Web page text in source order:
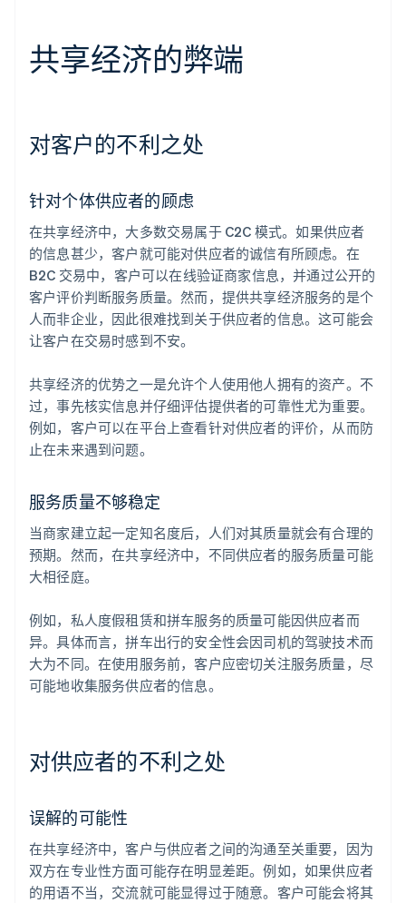
共享经济的弊端
对客户的不利之处
针对个体供应者的顾虑
在共享经济中，大多数交易属于 C2C 模式。如果供应者
的信息甚少，客户就可能对供应者的诚信有所顾虑。在
B2C 交易中，客户可以在线验证商家信息，并通过公开的
客户评价判断服务质量。然而，提供共享经济服务的是个
人而非企业，因此很难找到关于供应者的信息。这可能会
让客户在交易时感到不安。
共享经济的优势之一是允许个人使用他人拥有的资产。不
过，事先核实信息并仔细评估提供者的可靠性尤为重要。
例如，客户可以在平台上查看针对供应者的评价，从而防
止在未来遇到问题。
服务质量不够稳定
当商家建立起一定知名度后，人们对其质量就会有合理的
预期。然而，在共享经济中，不同供应者的服务质量可能
大相径庭。
例如，私人度假租赁和拼车服务的质量可能因供应者而
异。具体而言，拼车出行的安全性会因司机的驾驶技术而
大为不同。在使用服务前，客户应密切关注服务质量，尽
可能地收集服务供应者的信息。
对供应者的不利之处
误解的可能性
在共享经济中，客户与供应者之间的沟通至关重要，因为
双方在专业性方面可能存在明显差距。例如，如果供应者
的用语不当，交流就可能显得过于随意。客户可能会将其